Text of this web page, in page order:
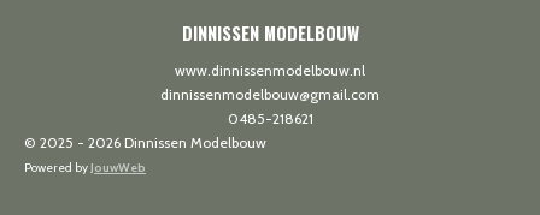
DINNISSEN MODELBOUW
www.dinnissenmodelbouw.nl
dinnissenmodelbouw@gmail.com
0485-218621
© 2025 - 2026 Dinnissen Modelbouw
Powered byJouwWeb